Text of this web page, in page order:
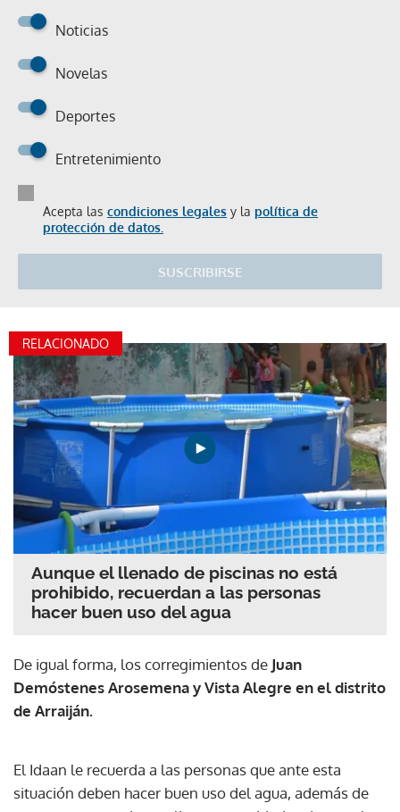
Noticias
Novelas
Deportes
Entretenimiento
Acepta las condiciones legales y la política de
protección de datos.
SUSCRIBIRSE
RELACIONADO
Aunque el llenado de piscinas no está
prohibido, recuerdan a las personas
hacer buen uso del agua
De igual forma, los corregimientos de Juan
Demóstenes Arosemena y Vista Alegre en el distrito
de Arraiján.
El Idaan le recuerda a las personas que ante esta
situación deben hacer buen uso del agua, además de